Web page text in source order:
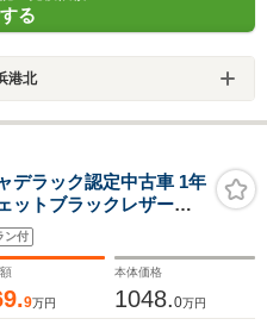
る
港北
ラック認定中古車 1年
トブラックレザー
38インチOLEDディ
ビジョン 冷蔵庫
ン付
9万円
本体価格
1048.0万円